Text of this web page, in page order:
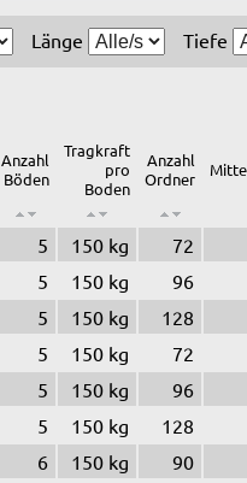
Länge Tiefe
Anzahl
Böden
Tragkraft
pro
Boden
Anzahl
Ordner
5 150 kg
72
5 150 kg
96
5 150 kg
128
5 150 kg
72
5 150 kg
96
5 150 kg
128
6 150 kg
90